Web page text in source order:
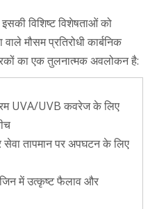
विशिष्ट विशेषताओं को
मौसम प्रतिरोधी कार्बनिक
का एक तुलनात्मक अवलोकन है:
UVA/UVB कवरेज के लिए
तापमान पर अपघटन के लिए
में उत्कृष्ट फैलाव और